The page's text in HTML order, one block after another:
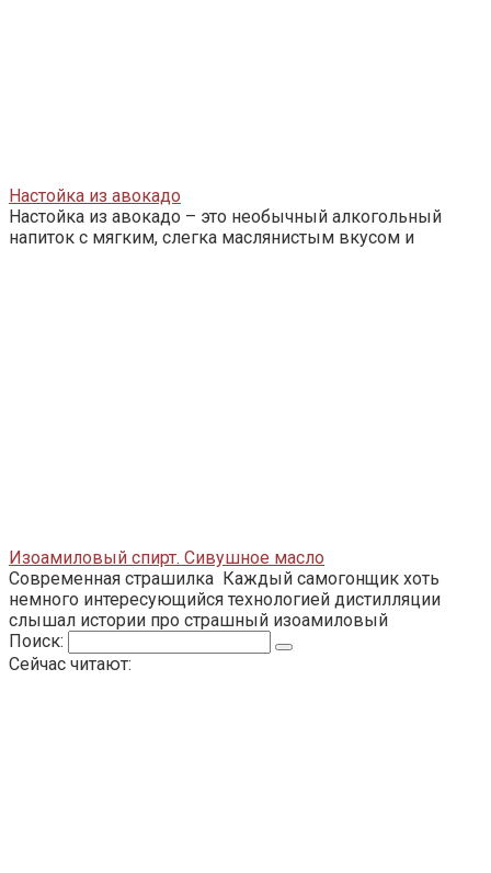
Настойка из авокадо
Настойка из авокадо – это необычный алкогольный
напиток с мягким, слегка маслянистым вкусом и
Изоамиловый спирт. Сивушное масло
Современная страшилка Каждый самогонщик хоть
немного интересующийся технологией дистилляции
слышал истории про страшный изоамиловый
Поиск:
Сейчас читают: